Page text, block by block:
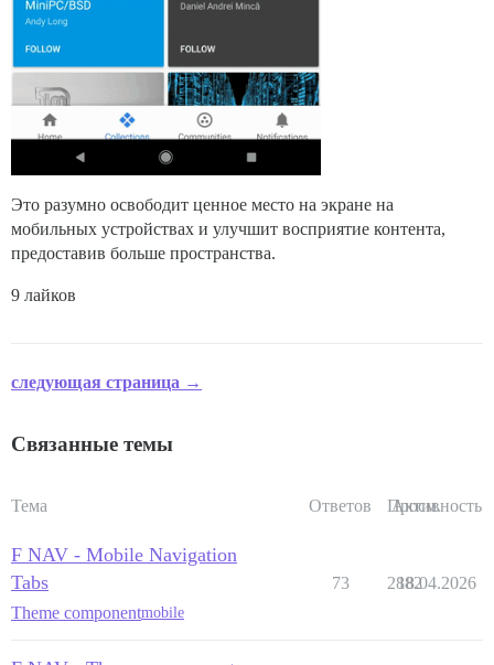
Это разумно освободит ценное место на экране на
мобильных устройствах и улучшит восприятие контента,
предоставив больше пространства.
9 лайков
следующая страница →
Связанные темы
Тема Ответов Просм.
Активность
F NAV - Mobile Navigation
Tabs
Theme componentmobile
73 2882
18.04.2026